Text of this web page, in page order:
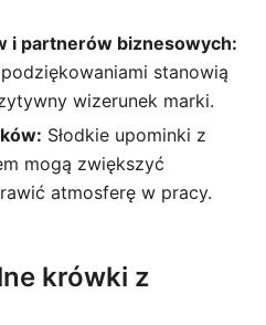
i partnerów biznesowych:
stanowią
wizerunek marki.
Słodkie upominki z
mogą zwiększyć
atmosferę w pracy.
krówki z